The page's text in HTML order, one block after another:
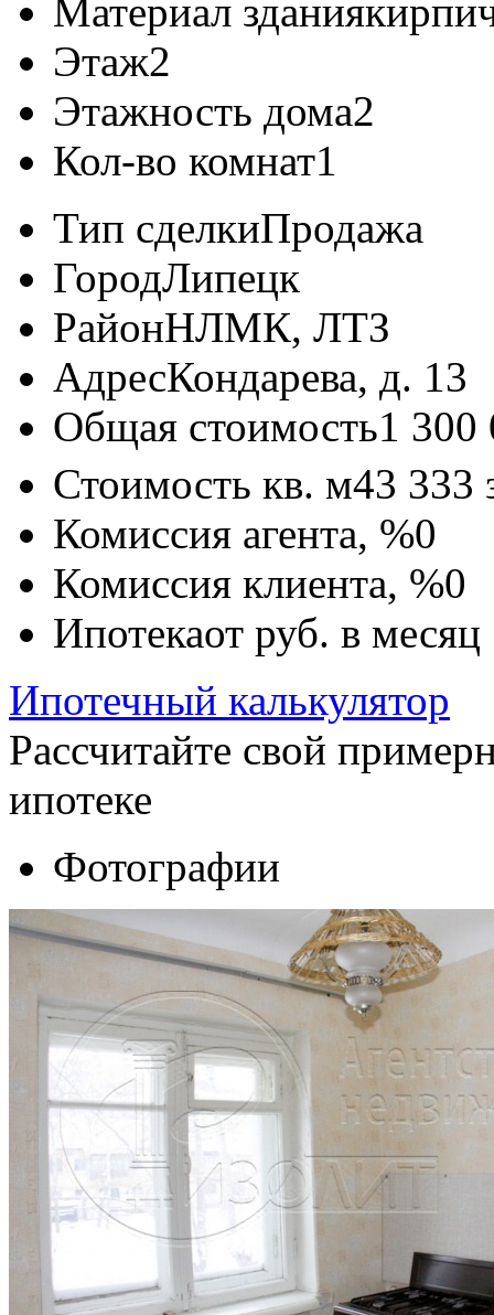
Материал здания
Этаж2
Этажность дома2
Кол-во комнат1
Тип сделкиПродажа
ГородЛипецк
РайонНЛМК, ЛТЗ
АдресКондарева, д. 13
Общая стоимость1 300
Стоимость кв. м43 333
Комиссия агента, %0
Комиссия клиента, %0
Ипотекаот руб. в месяц
Ипотечный калькулятор
Рассчитайте свой
ипотеке
Фотографии